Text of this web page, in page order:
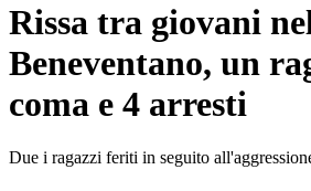
Rissa tra giovani
Beneventano, un
coma e 4 arresti
Due i ragazzi feriti in seguito